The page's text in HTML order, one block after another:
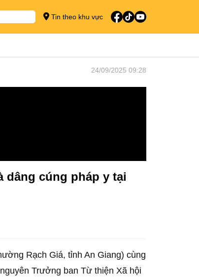
Tin theo khu vực
24/09/2025 09:28
dâng cúng pháp y tại
Rạch Giá, tỉnh An Giang) cùng
Trưởng ban Từ thiện Xã hội